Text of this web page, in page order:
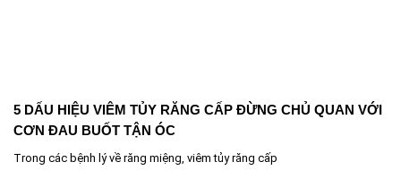
5 DẤU HIỆU VIÊM TỦY RĂNG CẤP ĐỪNG CHỦ QUAN VỚI
CƠN ĐAU BUỐT TẬN ÓC
Trong các bệnh lý về răng miệng, viêm tủy răng cấp